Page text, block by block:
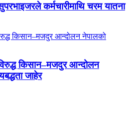
कर्मचारीमाथि चरम यातना
किसान–मजदुर आन्दोलन
जाहेर